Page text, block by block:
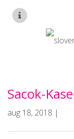
Sacok-
aug 18, 2018 |